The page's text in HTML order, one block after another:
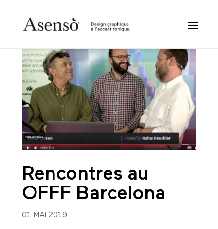
Rencontres au
OFFF Barcelona
01 MAI 2019